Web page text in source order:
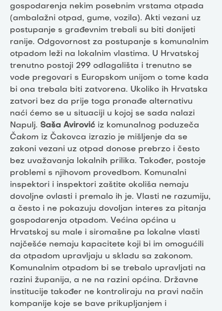
gospodarenja nekim posebnim vrstama otpada
(ambalažni otpad, gume, vozila). Akti vezani uz
postupanje s građevnim trebali su biti donijeti
ranije. Odgovornost za postupanje s komunalnim
otpadom leži na lokalnim vlastima. U Hrvatskoj
trenutno postoji 299 odlagališta i trenutno se
vode pregovari s Europskom unijom o tome kada
bi ona trebala biti zatvorena. Ukoliko ih Hrvatska
zatvori bez da prije toga pronađe alternativu
naći ćemo se u situaciji u kojoj se sada nalazi
Napulj. Saša Avirović iz komunalnog poduzeča
Čakom iz Čakovca izrazio je mišljenje da se
zakoni vezani uz otpad donose prebrzo i često
bez uvažavanja lokalnih prilika. Također, postoje
problemi s njihovom provedbom. Komunalni
inspektori i inspektori zaštite okoliša nemaju
dovoljne ovlasti i premalo ih je. Vlasti ne razumiju,
a često i ne pokazuju dovoljan interes za pitanja
gospodarenja otpadom. Većina općina u
Hrvatskoj su male i siromašne pa lokalne vlasti
najčešće nemaju kapacitete koji bi im omogućili
da otpadom upravljaju u skladu sa zakonom.
Komunalnim otpadom bi se trebalo upravljati na
razini županija, a ne na razini općina. Državne
institucije također ne kontroliraju na pravi način
kompanije koje se bave prikupljanjem i